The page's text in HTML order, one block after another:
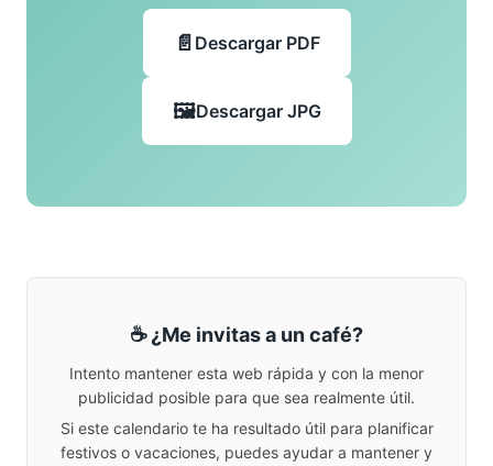
Descargar PDF
Descargar JPG
☕ ¿Me invitas a un café?
Intento mantener esta web rápida y con la menor
publicidad posible para que sea realmente útil.
Si este calendario te ha resultado útil para planificar
festivos o vacaciones, puedes ayudar a mantener y